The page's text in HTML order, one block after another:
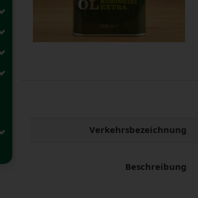
Verkehrsbezeichnung
Beschreibung